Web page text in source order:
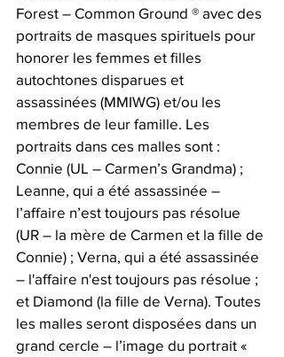
Forest – Common Ground ® avec des
portraits de masques spirituels pour
honorer les femmes et filles
autochtones disparues et
assassinées (MMIWG) et/ou les
membres de leur famille. Les
portraits dans ces malles sont :
Connie (UL – Carmen’s Grandma) ;
Leanne, qui a été assassinée –
l’affaire n’est toujours pas résolue
(UR – la mère de Carmen et la fille de
Connie) ; Verna, qui a été assassinée
– l'affaire n'est toujours pas résolue ;
et Diamond (la fille de Verna). Toutes
les malles seront disposées dans un
grand cercle – l’image du portrait «